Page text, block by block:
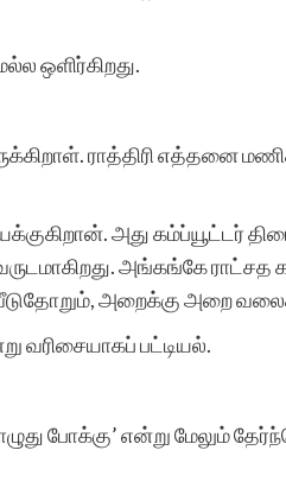
ஒளிர்கிறது.
ராத்திரி எத்தனை
அது கம்ப்யூட்டர்
அங்கங்கே ராட்சத
அறைக்கு அறை
வரிசையாகப் பட்டியல்.
போக்கு’ என்று மேலும்